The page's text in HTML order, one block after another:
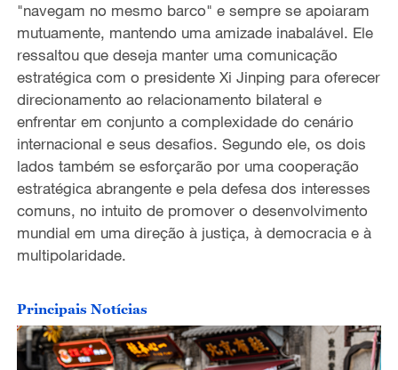
"navegam no mesmo barco" e sempre se apoiaram
mutuamente, mantendo uma amizade inabalável. Ele
ressaltou que deseja manter uma comunicação
estratégica com o presidente Xi Jinping para oferecer
direcionamento ao relacionamento bilateral e
enfrentar em conjunto a complexidade do cenário
internacional e seus desafios. Segundo ele, os dois
lados também se esforçarão por uma cooperação
estratégica abrangente e pela defesa dos interesses
comuns, no intuito de promover o desenvolvimento
mundial em uma direção à justiça, à democracia e à
multipolaridade.
Principais Notícias